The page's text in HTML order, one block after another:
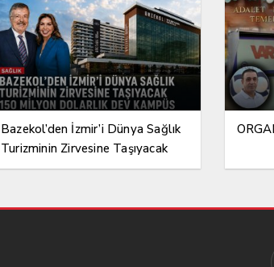
Bazekol’den İzmir’i Dünya Sağlık
Turizminin Zirvesine Taşıyacak
150 Milyon Dolarlık Dev Kampüs